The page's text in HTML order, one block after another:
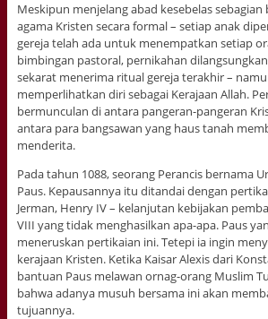
Meskipun menjelang abad kesebelas
agama Kristen secara formal – setiap anak
gereja telah ada untuk menempatkan setiap
bimbingan pastoral, pernikahan
sekarat menerima ritual gereja terakhir –
memperlihatkan diri sebagai Kerajaan Allah.
bermunculan di antara pangeran-pangeran
antara para bangsawan yang haus tanah
menderita.
Pada tahun 1088, seorang Perancis bernama
Paus. Kepausannya itu ditandai dengan
Jerman, Henry IV – kelanjutan kebijakan
VIII yang tidak menghasilkan apa-apa. Paus
meneruskan pertikaian ini. Tetepi ia ingin
kerajaan Kristen. Ketika Kaisar Alexis dari
bantuan Paus melawan ornag-orang Muslim
bahwa adanya musuh bersama ini akan
tujuannya.